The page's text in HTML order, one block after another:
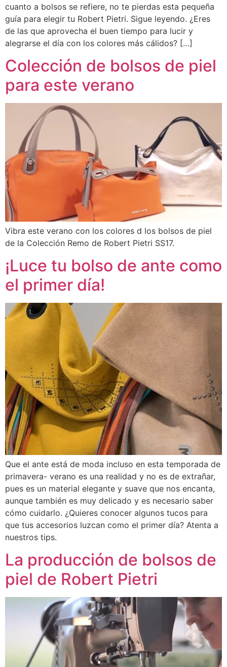
cuanto a bolsos se refiere, no te pierdas esta pequeña
guía para elegir tu Robert Pietri. Sigue leyendo. ¿Eres
de las que aprovecha el buen tiempo para lucir y
alegrarse el día con los colores más cálidos? […]
Colección de bolsos de piel
para este verano
Vibra este verano con los colores d los bolsos de piel
de la Colección Remo de Robert Pietri SS17.
¡Luce tu bolso de ante como
el primer día!
Que el ante está de moda incluso en esta temporada de
primavera- verano es una realidad y no es de extrañar,
pues es un material elegante y suave que nos encanta,
aunque también es muy delicado y es necesario saber
cómo cuidarlo. ¿Quieres conocer algunos tucos para
que tus accesorios luzcan como el primer día? Atenta a
nuestros tips.
La producción de bolsos de
piel de Robert Pietri